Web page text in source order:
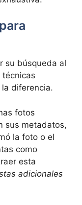
su búsqueda al
técnicas
diferencia.
fotos
sus metadatos,
la foto o el
como
esta
adicionales